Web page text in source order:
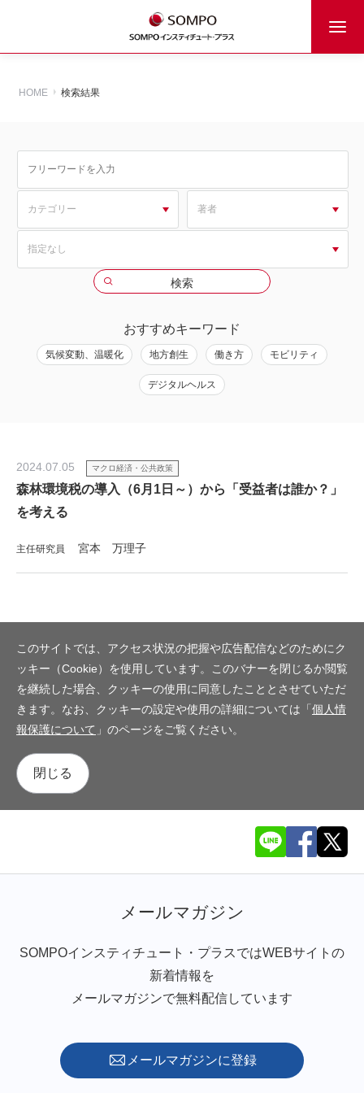
HOME 検索結果
おすすめキーワード
気候変動、温暖化 地方創生 働き方 モビリティ
デジタルヘルス
2024.07.05 マクロ経済・公共政策
森林環境税の導入（6月1日～）から「受益者は誰か？」
を考える
主任研究員 宮本 万理子
このサイトでは、アクセス状況の把握や広告配信などのためにク
ッキー（Cookie）を使用しています。このバナーを閉じるか閲覧
を継続した場合、クッキーの使用に同意したこととさせていただ
きます。なお、クッキーの設定や使用の詳細については「個人情
報保護について 」のページをご覧ください。
閉じる
メールマガジン
SOMPOインスティチュート・プラスではWEBサイトの
新着情報を
メールマガジンで無料配信しています
メールマガジンに登録